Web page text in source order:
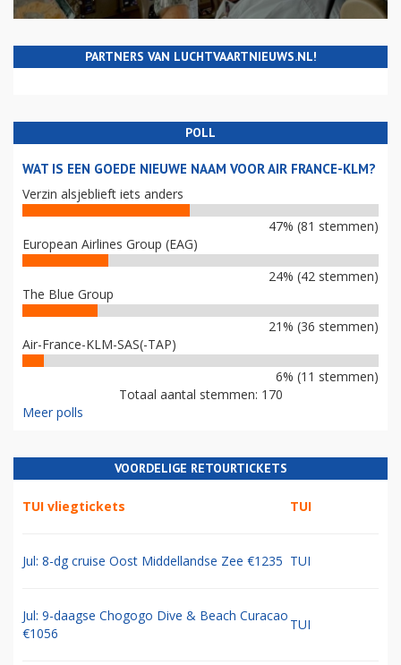
PARTNERS VAN LUCHTVAARTNIEUWS.NL!
POLL
WAT IS EEN GOEDE NIEUWE NAAM VOOR AIR FRANCE-KLM?
Verzin alsjeblieft iets anders
47% (81 stemmen)
European Airlines Group (EAG)
24% (42 stemmen)
The Blue Group
21% (36 stemmen)
Air-France-KLM-SAS(-TAP)
6% (11 stemmen)
Totaal aantal stemmen: 170
Meer polls
VOORDELIGE RETOURTICKETS
TUI vliegtickets TUI
Jul: 8-dg cruise Oost Middellandse Zee €1235 TUI
Jul: 9-daagse Chogogo Dive & Beach Curacao
€1056
TUI